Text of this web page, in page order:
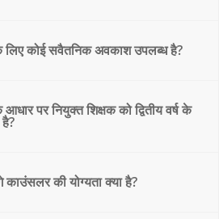
लिए कोई सवैतनिक अवकाश उपलब्ध है?
पर नियुक्त शिक्षक को द्वितीय वर्ष के
काउंसलर की योग्यता क्या है?